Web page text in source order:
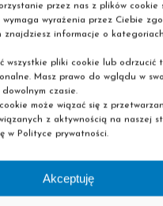
przez nas z plików cookie
wyrażenia przez Ciebie
znajdziesz informacje o
wszystkie pliki cookie lub odrzucić
Masz prawo do wglądu w
czasie.
może wiązać się z
z aktywnością na naszej
w Polityce prywatności.
Akceptuję